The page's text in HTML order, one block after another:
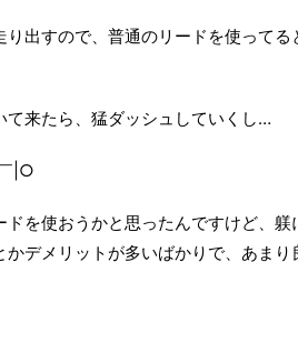
出すので、普通のリードを使って
て来たら、猛ダッシュしていくし…
|○
ドを使おうかと思ったんですけど、
デメリットが多いばかりで、あまり